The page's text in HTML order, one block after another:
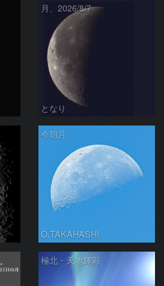
月、2026/8/7
となり
今朝月
O.TAKAHASHI
極北・天地輝彩